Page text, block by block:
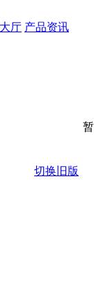
厅 产品资讯
切换旧版